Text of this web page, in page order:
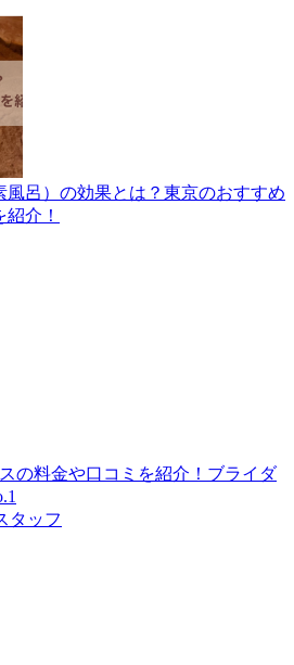
風呂）の効果とは？東京のおすすめ
介！
の料金や口コミを紹介！ブライダ
タッフ